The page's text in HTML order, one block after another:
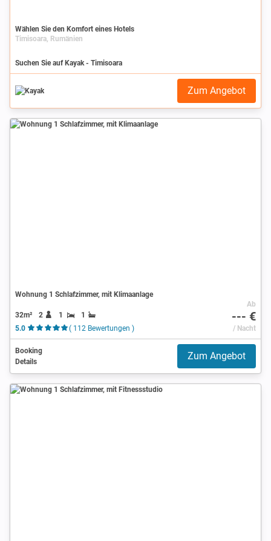
Wählen Sie den Komfort eines Hotels
Timisoara, Rumänien
Suchen Sie auf Kayak - Timisoara
Zum Angebot
Wohnung 1 Schlafzimmer, mit Klimaanlage
32m² 2 1
1
5.0
( 112 Bewertungen )
Ab
--- €
/ Nacht
Booking
Details
Zum Angebot